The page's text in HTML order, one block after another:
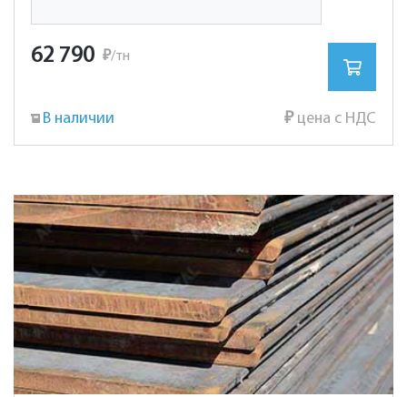
62 790 ₽/тн
В наличии ₽цена с НДС